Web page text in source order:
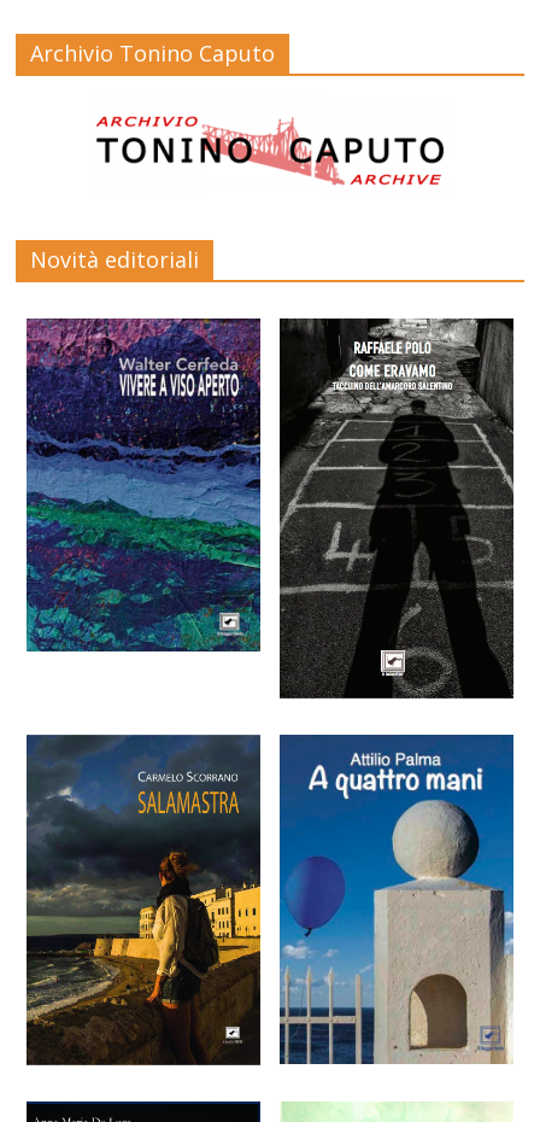
Archivio Tonino Caputo
Novità editoriali